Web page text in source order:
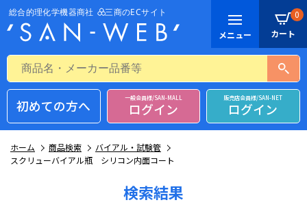
0
初めての方へ 一般会員様/SAN-MALL
ログイン
販売店会員様/SAN-NET
ログイン
ホーム 商品検索
バイアル・試験管
スクリューバイアル瓶 シリコン内面コート
検索結果